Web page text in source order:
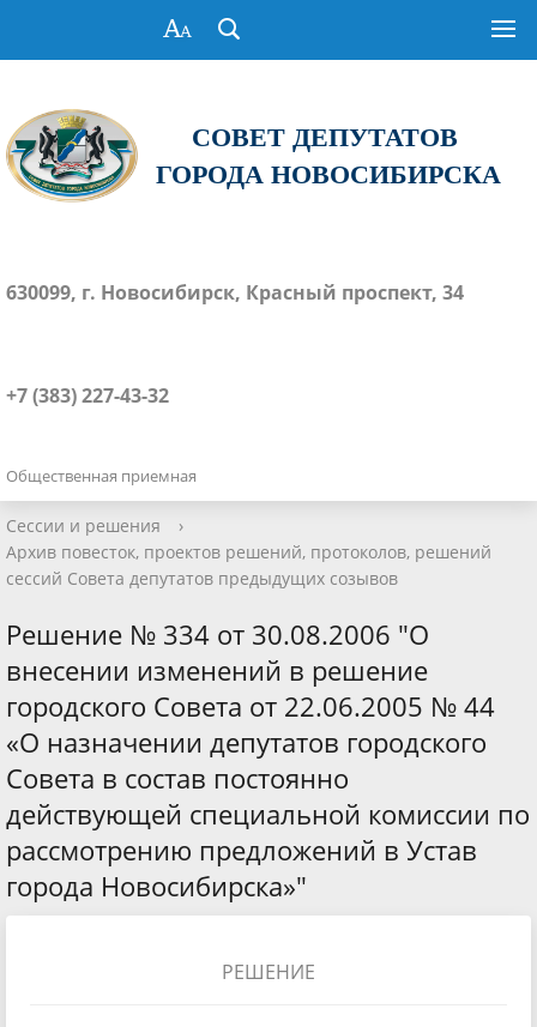
СОВЕТ ДЕПУТАТОВ
ГОРОДА НОВОСИБИРСКА
630099, г. Новосибирск, Красный проспект, 34
+7 (383) 227-43-32
Общественная приемная
Сессии и решения
›
Архив повесток, проектов решений, протоколов, решений
сессий Совета депутатов предыдущих созывов
Решение № 334 от 30.08.2006 "О
внесении изменений в решение
городского Совета от 22.06.2005 № 44
«О назначении депутатов городского
Совета в состав постоянно
действующей специальной комиссии по
рассмотрению предложений в Устав
города Новосибирска»"
РЕШЕНИЕ